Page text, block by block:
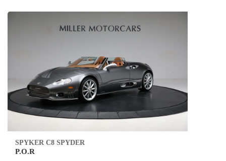
SPYKER C8 SPYDER
P.O.R